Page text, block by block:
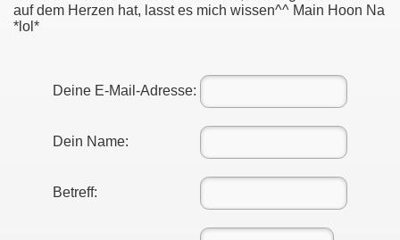
auf dem Herzen hat, lasst es mich wissen^^ Main Hoon Na
*lol*
Deine E-Mail-Adresse:
Dein Name:
Betreff: